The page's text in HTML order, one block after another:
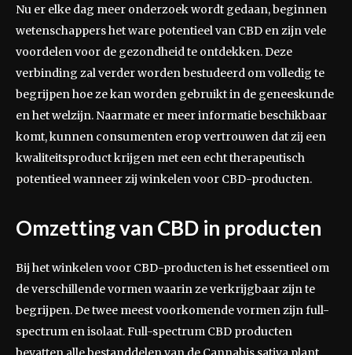
Nu er elke dag meer onderzoek wordt gedaan, beginnen
wetenschappers het ware potentieel van CBD en zijn vele
voordelen voor de gezondheid te ontdekken. Deze
verbinding zal verder worden bestudeerd om volledig te
begrijpen hoe ze kan worden gebruikt in de geneeskunde
en het welzijn. Naarmate er meer informatie beschikbaar
komt, kunnen consumenten erop vertrouwen dat zij een
kwaliteitsproduct krijgen met een echt therapeutisch
potentieel wanneer zij winkelen voor CBD-producten.
Omzetting van CBD in producten
Bij het winkelen voor CBD-producten is het essentieel om
de verschillende vormen waarin ze verkrijgbaar zijn te
begrijpen. De twee meest voorkomende vormen zijn full-
spectrum en isolaat. Full-spectrum CBD producten